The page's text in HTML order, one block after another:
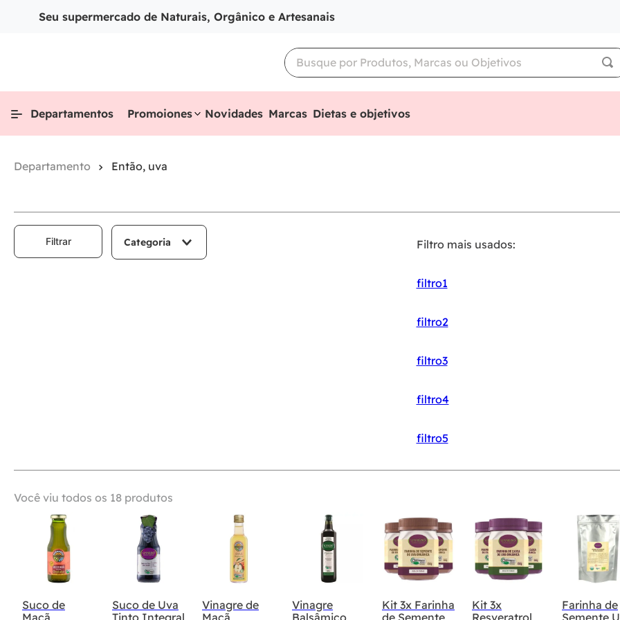
Seu supermercado de Naturais, Orgânico e Artesanais
Departamentos Promoiones Novidades Marcas Dietas e objetivos
Então, uva
Filtrar Categoria Filtro mais usados:
filtro1
filtro2
filtro3
filtro4
filtro5
Você viu todos os 18 produtos
Suco de
Maçã
Suco de Uva
Tinto Integral
Vinagre de
Maçã
Vinagre
Balsâmico
Kit 3x Farinha
de Semente
Kit 3x
Resveratrol
Farinha de
Semente